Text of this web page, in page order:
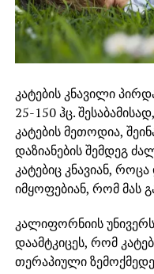
კატების კნავილი
25-150 ჰც.
კატების მეთოდია,
დაზიანების შემდეგ
კატებიც კნავიან,
იმყოფებიან, რომ მას
კალიფორნიის
დაამტკიცეს, რომ
თერაპიული